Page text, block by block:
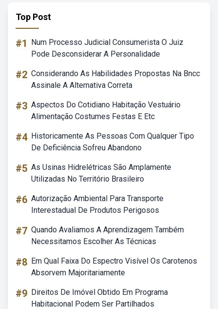
Top Post
#1
Num Processo Judicial Consumerista O Juiz
Pode Desconsiderar A Personalidade
#2 Considerando As Habilidades Propostas Na Bncc
Assinale A Alternativa Correta
#3 Aspectos Do Cotidiano Habitação Vestuário
Alimentação Costumes Festas E Etc
#4 Historicamente As Pessoas Com Qualquer Tipo
De Deficiência Sofreu Abandono
#5 As Usinas Hidrelétricas São Amplamente
Utilizadas No Território Brasileiro
#6 Autorização Ambiental Para Transporte
Interestadual De Produtos Perigosos
#7 Quando Avaliamos A Aprendizagem Também
Necessitamos Escolher As Técnicas
#8 Em Qual Faixa Do Espectro Visível Os Carotenos
Absorvem Majoritariamente
#9 Direitos De Imóvel Obtido Em Programa
Habitacional Podem Ser Partilhados